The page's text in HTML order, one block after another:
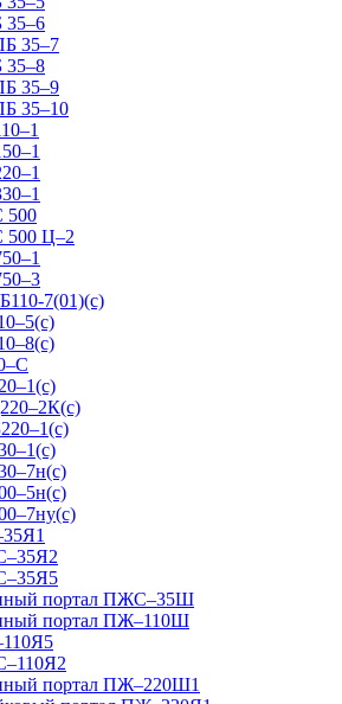
35–6
35–7
35–8
35–9
35–10
Ц–2
7(01)(с)
портал ПЖС–35Ш
портал ПЖ–110Ш
портал ПЖ–220Ш1